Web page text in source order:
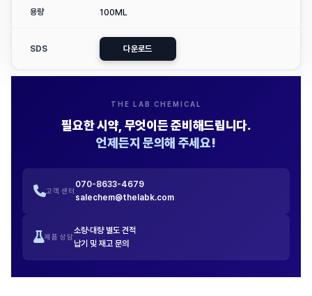
용량 100ML
SDS 다운로드
THE LAB CHEMICAL
필요한 시약, 무엇이든 준비해드립니다.
언제든지 문의해 주세요!
고객 센터
070-8633-4679
salechem@thelabk.com
제품 상담
소량·대량 별도 견적
납기 및 재고 문의